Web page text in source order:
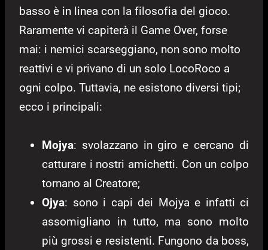
basso è in linea con la filosofia del gioco.
Raramente vi capiterà il Game Over, forse
mai: i nemici scarseggiano, non sono molto
reattivi e vi privano di un solo LocoRoco a
ogni colpo. Tuttavia, ne esistono diversi tipi;
ecco i principali:
Mojya: svolazzano in giro e cercano di
catturare i nostri amichetti. Con un colpo
tornano al Creatore;
Ojya: sono i capi dei Mojya e infatti ci
assomigliano in tutto, ma sono molto
più grossi e resistenti. Fungono da boss,